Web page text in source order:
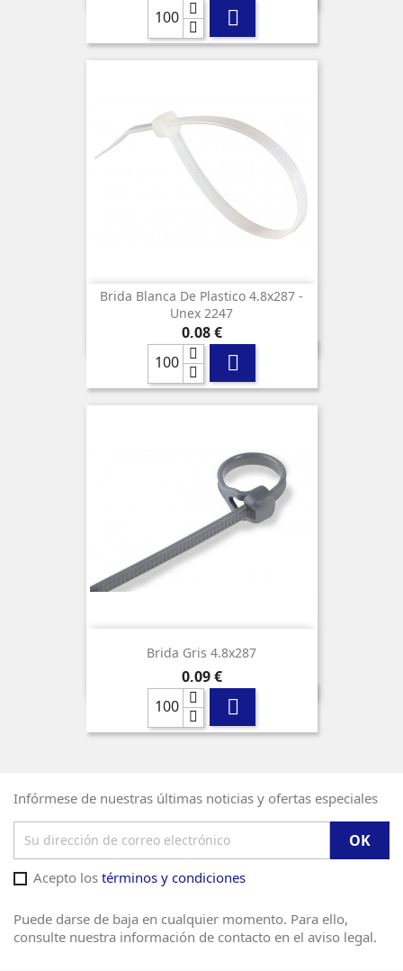

Brida Blanca De Plastico 4.8x287 -
Unex 2247
Precio
0,08 €

Brida Gris 4.8x287
Precio
0,09 €

Infórmese de nuestras últimas noticias y ofertas especiales
Acepto los términos y condiciones
Puede darse de baja en cualquier momento. Para ello,
consulte nuestra información de contacto en el aviso legal.